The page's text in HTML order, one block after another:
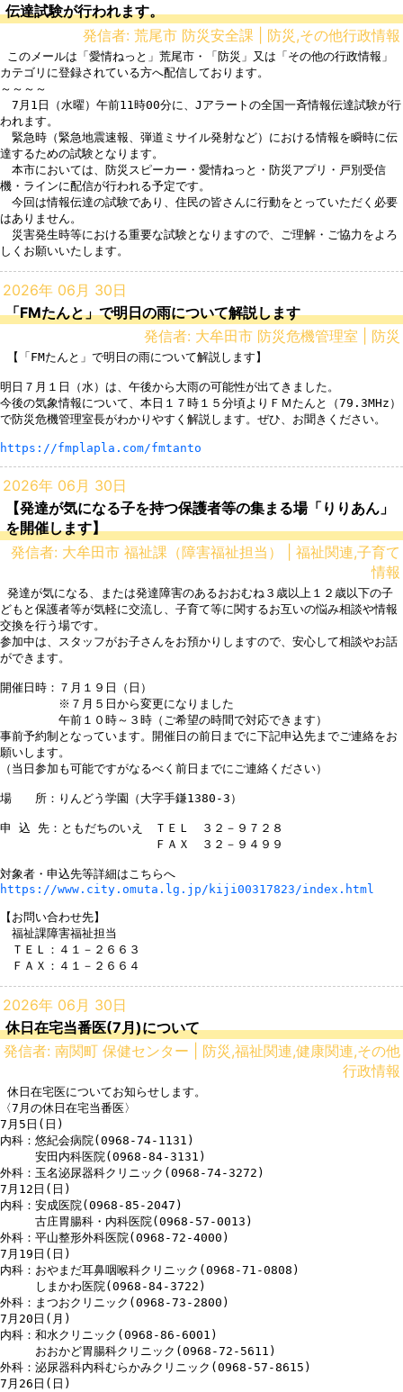
伝達試験が行われます。
発信者: 荒尾市 防災安全課 | 防災,その他行政情報
カテゴリに登録されている方へ配信しております。
～～～～
7月1日（水曜）午前11時00分に、Jアラートの全国一斉情報伝達試験が行
われます。
緊急時（緊急地震速報、弾道ミサイル発射など）における情報を瞬時に伝
達するための試験となります。
本市においては、防災スピーカー・愛情ねっと・防災アプリ・戸別受信
機・ラインに配信が行われる予定です。
今回は情報伝達の試験であり、住民の皆さんに行動をとっていただく必要
はありません。
災害発生時等における重要な試験となりますので、ご理解・ご協力をよろ
2026年 06月 30日
「FMたんと」で明日の雨について解説します
発信者: 大牟田市 防災危機管理室 | 防災
明日７月１日（水）は、午後から大雨の可能性が出てきました。
今後の気象情報について、本日１７時１５分頃よりＦＭたんと（79.3MHz）
で防災危機管理室長がわかりやすく解説します。ぜひ、お聞きください。
https://fmplapla.com/fmtanto
2026年 06月 30日
【発達が気になる子を持つ保護者等の集まる場「りりあん」
を開催します】
発信者: 大牟田市 福祉課（障害福祉担当） | 福祉関連,子育て
情報
どもと保護者等が気軽に交流し、子育て等に関するお互いの悩み相談や情報
交換を行う場です。
参加中は、スタッフがお子さんをお預かりしますので、安心して相談やお話
ができます。
開催日時：７月１９日（日）
※７月５日から変更になりました
午前１０時～３時（ご希望の時間で対応できます）
事前予約制となっています。開催日の前日までに下記申込先までご連絡をお
願いします。
（当日参加も可能ですがなるべく前日までにご連絡ください）
場　　所：りんどう学園（大字手鎌1380-3）
申 込 先：ともだちのいえ　ＴＥＬ　３２－９７２８
ＦＡＸ　３２－９４９９
https://www.city.omuta.lg.jp/kiji00317823/index.html
【お問い合わせ先】
福祉課障害福祉担当
ＴＥＬ：４１－２６６３
ＦＡＸ：４１－２６６４
2026年 06月 30日
休日在宅当番医(7月)について
発信者: 南関町 保健センター | 防災,福祉関連,健康関連,その他
行政情報
〈7月の休日在宅当番医〉
7月5日(日)
内科：悠紀会病院(0968-74-1131)
安田内科医院(0968-84-3131)
外科：玉名泌尿器科クリニック(0968-74-3272)
7月12日(日)
内科：安成医院(0968-85-2047)
古庄胃腸科・内科医院(0968-57-0013)
外科：平山整形外科医院(0968-72-4000)
7月19日(日)
内科：おやまだ耳鼻咽喉科クリニック(0968-71-0808)
しまかわ医院(0968-84-3722)
外科：まつおクリニック(0968-73-2800)
7月20日(月)
内科：和水クリニック(0968-86-6001)
おおかど胃腸科クリニック(0968-72-5611)
外科：泌尿器科内科むらかみクリニック(0968-57-8615)
7月26日(日)